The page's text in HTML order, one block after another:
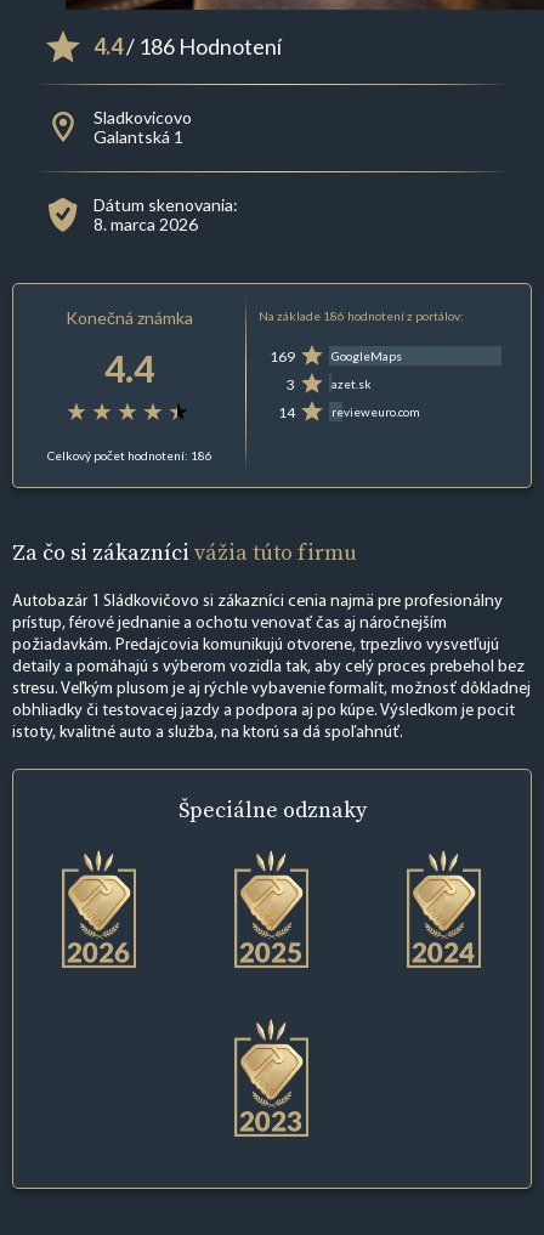
4.4/ 186 Hodnotení
Sladkovicovo
Galantská 1
Dátum skenovania:
8. marca 2026
Konečná známka
4.4
Celkový počet hodnotení: 186
Na základe 186 hodnotení z portálov:
169 GoogleMaps
3 azet.sk
14 revieweuro.com
Za čo si zákazníci vážia túto firmu
Autobazár 1 Sládkovičovo si zákazníci cenia najmä pre profesionálny
prístup, férové jednanie a ochotu venovať čas aj náročnejším
požiadavkám. Predajcovia komunikujú otvorene, trpezlivo vysvetľujú
detaily a pomáhajú s výberom vozidla tak, aby celý proces prebehol bez
stresu. Veľkým plusom je aj rýchle vybavenie formalít, možnosť dôkladnej
obhliadky či testovacej jazdy a podpora aj po kúpe. Výsledkom je pocit
istoty, kvalitné auto a služba, na ktorú sa dá spoľahnúť.
Špeciálne odznaky